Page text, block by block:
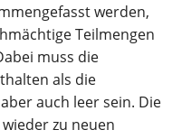
werden,
Teilmengen
muss die
als die
auch leer sein. Die
zu neuen